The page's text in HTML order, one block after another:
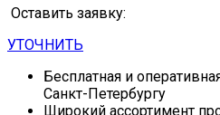
Оставить заявку:
УТОЧНИТЬ
Бесплатная и
Санкт-Петербургу
Широкий ассортимент